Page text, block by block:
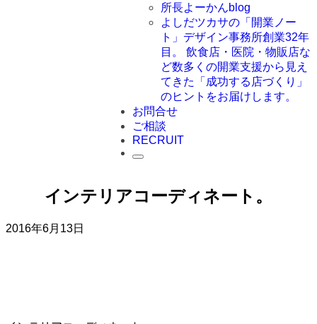
所長よーかんblog
よしだツカサの「開業ノー
ト」 デザイン事務所創業32年
目。 飲食店・医院・物販店な
ど数多くの開業支援から見え
てきた「成功する店づくり」
のヒントをお届けします。
お問合せ
ご相談
RECRUIT
インテリアコーディネート。
2016年6月13日